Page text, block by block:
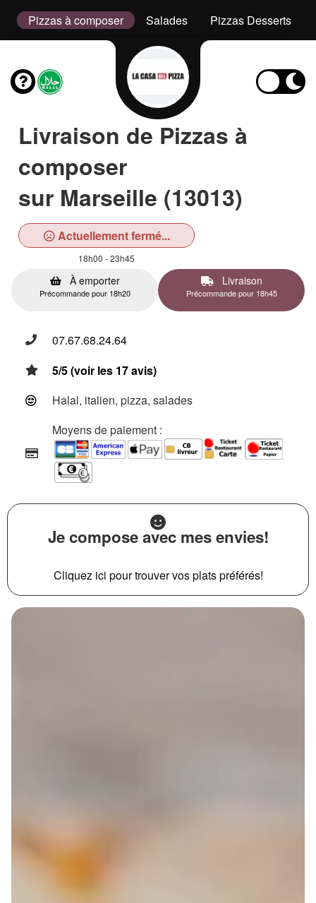
Pizzas à composer Salades Pizzas Desserts
Livraison de Pizzas à
composer
sur Marseille (13013)
Actuellement fermé...
18h00 - 23h45
À emporter
Précommande pour 18h20
Livraison
Précommande pour 18h45
07.67.68.24.64
5/5 (voir les 17 avis)
Halal, italien, pizza, salades
Moyens de paiement :
Je compose avec mes envies!
Cliquez ici pour trouver vos plats préférés!